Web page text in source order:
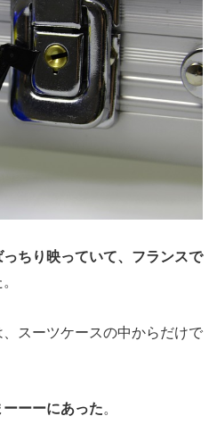
っちり映っていて、フランスで
スーツケースの中からだけで
ーーにあった。